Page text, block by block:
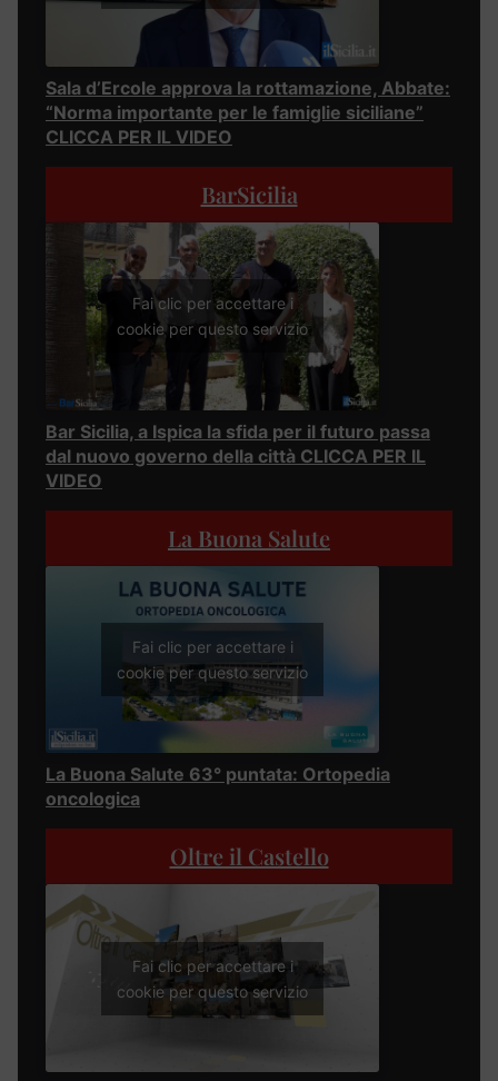
Sala d’Ercole approva la rottamazione, Abbate:
“Norma importante per le famiglie siciliane”
CLICCA PER IL VIDEO
BarSicilia
Fai clic per accettare i
cookie per questo servizio
Bar Sicilia, a Ispica la sfida per il futuro passa
dal nuovo governo della città CLICCA PER IL
VIDEO
La Buona Salute
Fai clic per accettare i
cookie per questo servizio
La Buona Salute 63° puntata: Ortopedia
oncologica
Oltre il Castello
Fai clic per accettare i
cookie per questo servizio